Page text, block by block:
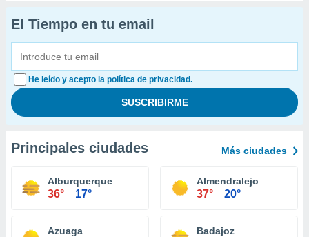
El Tiempo en tu email
He leído y acepto la política de privacidad.
Principales ciudades Más ciudades
Alburquerque
36° 17°
Almendralejo
37° 20°
Azuaga Badajoz